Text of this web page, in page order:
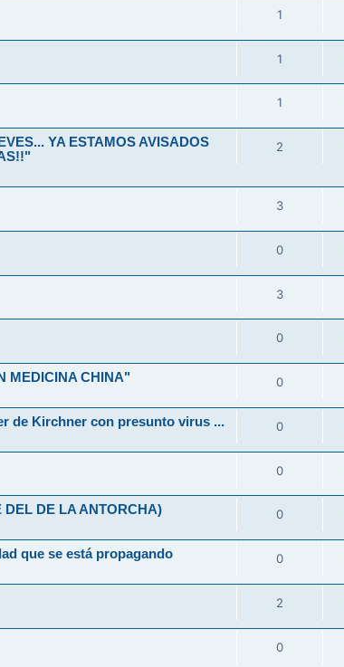
1
1
1
YA ESTAMOS AVISADOS
2
3
0
3
0
MEDICINA CHINA" 0
de Kirchner con presunto virus ... 0
0
DEL DE LA ANTORCHA) 0
que se está propagando 0
2
0